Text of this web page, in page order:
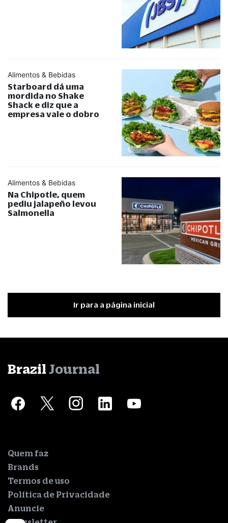
Alimentos & Bebidas
Starboard dá uma
mordida no Shake
Shack e diz que a
empresa vale o dobro
Alimentos & Bebidas
Na Chipotle, quem
pediu jalapeño levou
Salmonella
Ir para a página inicial
Brazil Journal
Quem faz
Brands
Termos de uso
Política de Privacidade
Anuncie